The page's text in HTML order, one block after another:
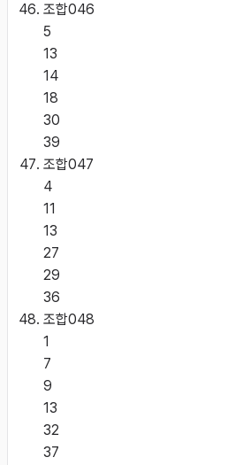
조합046
5
13
14
18
30
39
조합047
4
11
13
27
29
36
조합048
1
7
9
13
32
37